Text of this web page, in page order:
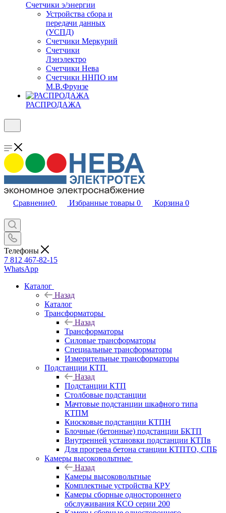
Счетчики э/энергии
Устройства сбора и
передачи данных
(УСПД)
Счетчики Меркурий
Счетчики
Лэнэлектро
Счетчики Нева
Счетчики ННПО им
М.В.Фрунзе
РАСПРОДАЖА
Сравнение0 Избранные товары 0 Корзина 0
Телефоны
7 812 467-82-15
WhatsApp
Каталог
Назад
Каталог
Трансформаторы
Назад
Трансформаторы
Силовые трансформаторы
Специальные трансформаторы
Измерительные трансформаторы
Подстанции КТП
Назад
Подстанции КТП
Столбовые подстанции
Мачтовые подстанции шкафного типа
КТПМ
Киосковые подстанции КТПН
Блочные (бетонные) подстанции БКТП
Внутренней установки подстанции КТПв
Для прогрева бетона станции КТПТО, СПБ
Камеры высоковольтные
Назад
Камеры высоковольтные
Комплектные устройства КРУ
Камеры сборные одностороннего
обслуживания КСО серии 200